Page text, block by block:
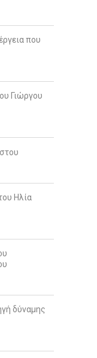
που
Γιώργου
Ηλία
δύναμης